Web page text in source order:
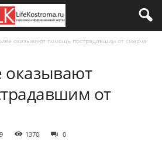
оказывают помощь пострадавшим от смерча
оказывают
от
1370 0